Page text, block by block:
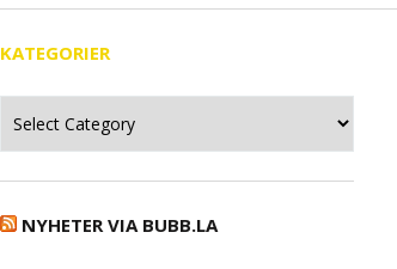
KATEGORIER
NYHETER VIA BUBB.LA